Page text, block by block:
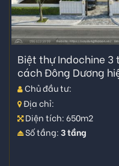
Biệt thự Indochine 3
cách Đông Dương
Chủ đầu tư:
Địa chỉ:
Diện tích: 650m2
Số tầng:3 tầng